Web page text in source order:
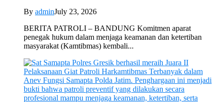
By adminJuly 23, 2026
BERITA PATROLI – BANDUNG Komitmen aparat
penegak hukum dalam menjaga keamanan dan ketertiban
masyarakat (Kamtibmas) kembali...